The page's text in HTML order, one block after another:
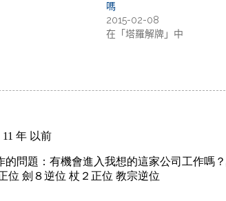
嗎
2015-02-08
在「塔羅解牌」中